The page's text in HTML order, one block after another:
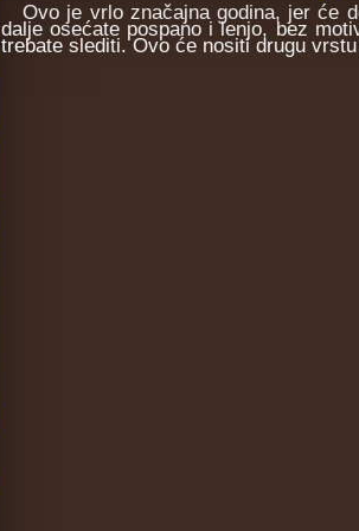
Ovo je vrlo značajna godina, jer će
dalje osećate pospano i lenjo, bez
trebate slediti. Ovo će nositi drugu